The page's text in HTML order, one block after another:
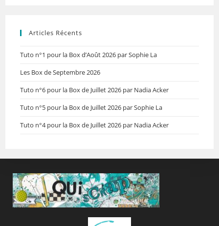
Articles Récents
Tuto n°1 pour la Box d’Août 2026 par Sophie La
Les Box de Septembre 2026
Tuto n°6 pour la Box de Juillet 2026 par Nadia Acker
Tuto n°5 pour la Box de Juillet 2026 par Sophie La
Tuto n°4 pour la Box de Juillet 2026 par Nadia Acker